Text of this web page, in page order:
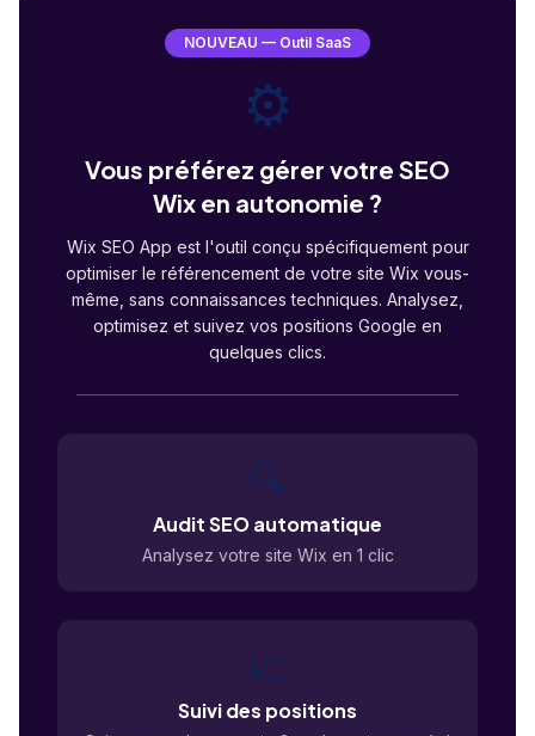
NOUVEAU — Outil SaaS
⚙️
Vous préférez gérer votre SEO
Wix en autonomie ?
Wix SEO App est l'outil conçu spécifiquement pour
optimiser le référencement de votre site Wix vous-
même, sans connaissances techniques. Analysez,
optimisez et suivez vos positions Google en
quelques clics.
🔍
Audit SEO automatique
Analysez votre site Wix en 1 clic
📈
Suivi des positions